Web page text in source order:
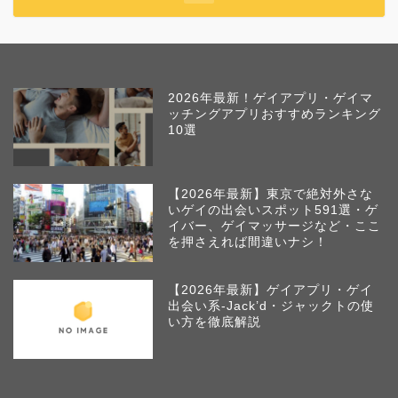
2026年最新！ゲイアプリ・ゲイマ
ッチングアプリおすすめランキング
10選
【2026年最新】東京で絶対外さな
いゲイの出会いスポット591選・ゲ
イバー、ゲイマッサージなど・ここ
を押さえれば間違いナシ！
【2026年最新】ゲイアプリ・ゲイ
出会い系-Jack’d・ジャックトの使
い方を徹底解説